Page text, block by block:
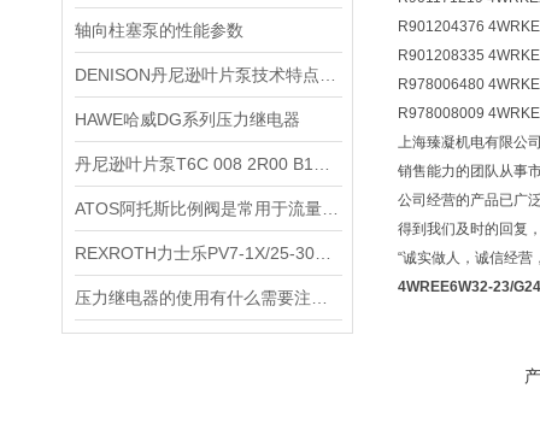
轴向柱塞泵的性能参数
HAWE哈威DG系列压力继电器
R901204376
R901208335
R978006480
R978008009
上海臻凝机电有限公
销售能力的团队从事
公司经营的产品已广
得到我们及时的回复
“诚实做人，诚信经营
4WREE6W32-23/